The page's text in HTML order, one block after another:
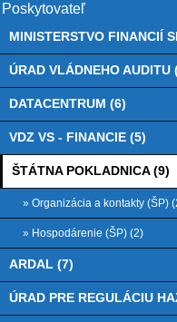
Poskytovateľ
MINISTERSTVO FINANCIÍ
ÚRAD VLÁDNEHO AUDITU
DATACENTRUM (6)
VDZ VS - FINANCIE (5)
ŠTÁTNA POKLADNICA (9)
» Organizácia a kontakty (ŠP)
» Hospodárenie (ŠP) (2)
ARDAL (7)
ÚRAD PRE REGULÁCIU